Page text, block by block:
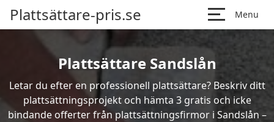
Plattsättare-pris.se Menu
Plattsättare Sandslån
Letar du efter en professionell plattsättare? Beskriv ditt
plattsättningsprojekt och hämta 3 gratis och icke
bindande offerter från plattsättningsfirmor i Sandslån –